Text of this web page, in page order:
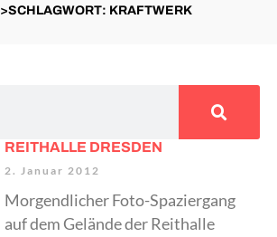
>SCHLAGWORT: KRAFTWERK
REITHALLE DRESDEN
2. Januar 2012
Morgendlicher Foto-Spaziergang
auf dem Gelände der Reithalle